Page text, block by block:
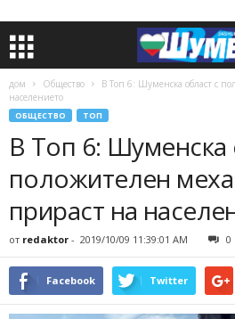
дом Общество
В Топ 6: Шуменска област с
населението
ОБЩЕСТВО ТОП
В Топ 6: Шуменска
положителен
прираст на
от redaktor - 2019/10/09 11:39:01 AM 0
Facebook Twitter